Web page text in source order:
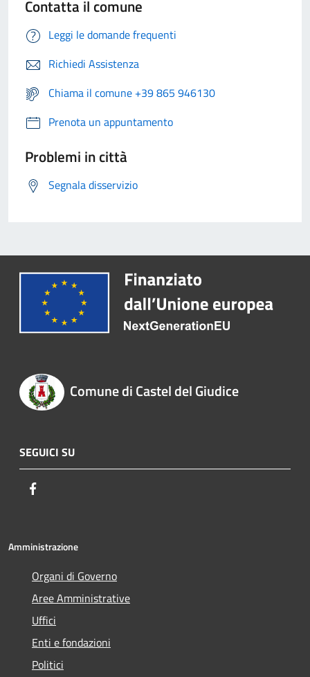
Contatta il comune
Leggi le domande frequenti
Richiedi Assistenza
Chiama il comune +39 865 946130
Prenota un appuntamento
Problemi in città
Segnala disservizio
Comune di Castel del Giudice
SEGUICI SU
Amministrazione
Organi di Governo
Aree Amministrative
Uffici
Enti e fondazioni
Politici